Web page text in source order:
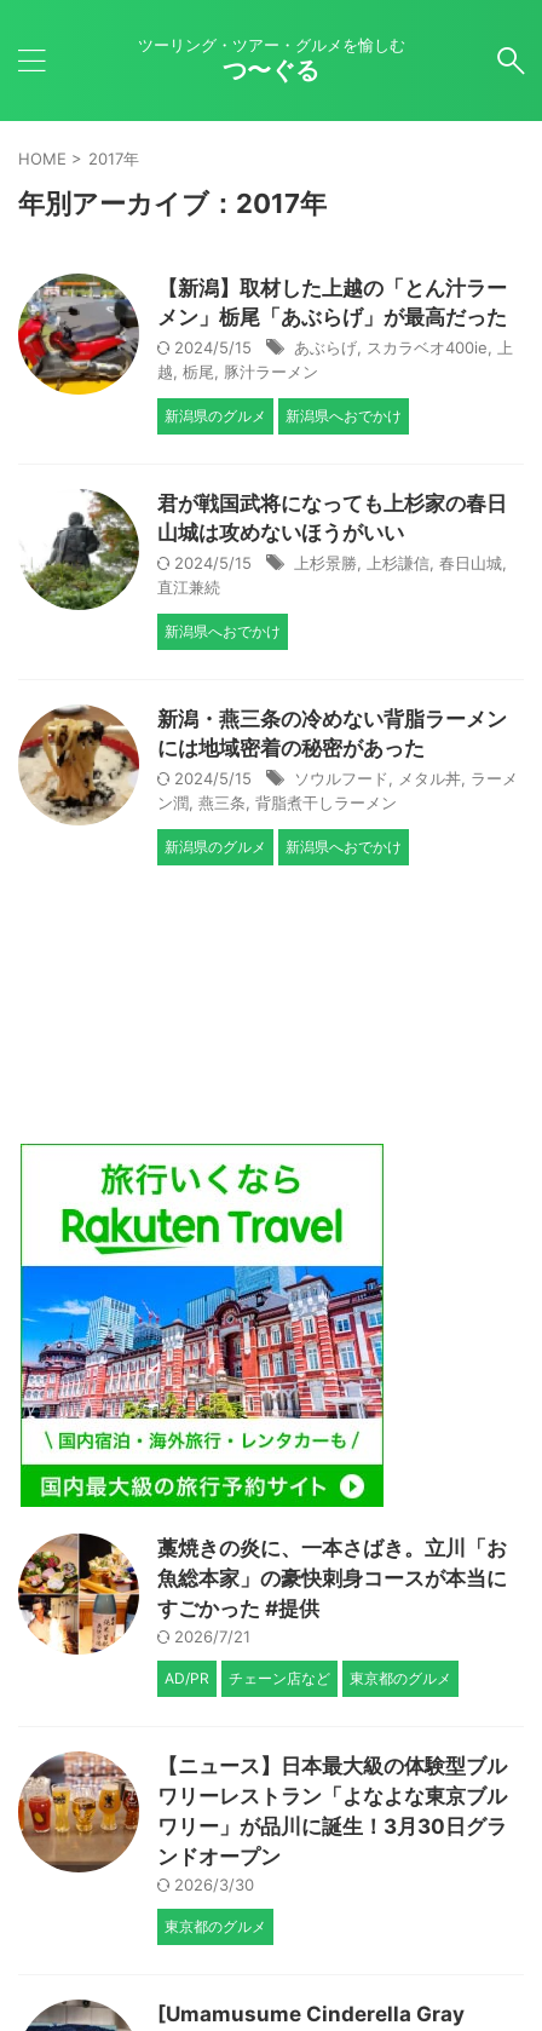
ツーリング・ツアー・グルメを愉しむ
つ〜ぐる
HOME > 2017年
年別アーカイブ：2017年
【新潟】取材した上越の「とん汁ラー
メン」栃尾「あぶらげ」が最高だった
2024/5/15 あぶらげ スカラベオ400ie
上
越 栃尾 豚汁ラーメン
新潟県のグルメ 新潟県へおでかけ
君が戦国武将になっても上杉家の春日
山城は攻めないほうがいい
2024/5/15 上杉景勝 上杉謙信 春日山城
直江兼続
新潟県へおでかけ
新潟・燕三条の冷めない背脂ラーメン
には地域密着の秘密があった
2024/5/15 ソウルフード メタル丼 ラーメ
ン潤 燕三条 背脂煮干しラーメン
新潟県のグルメ 新潟県へおでかけ
藁焼きの炎に、一本さばき。立川「お
魚総本家」の豪快刺身コースが本当に
すごかった #提供
2026/7/21
AD/PR チェーン店など 東京都のグルメ
【ニュース】日本最大級の体験型ブル
ワリーレストラン「よなよな東京ブル
ワリー」が品川に誕生！3月30日グラ
ンドオープン
2026/3/30
東京都のグルメ
[Umamusume Cinderella Gray